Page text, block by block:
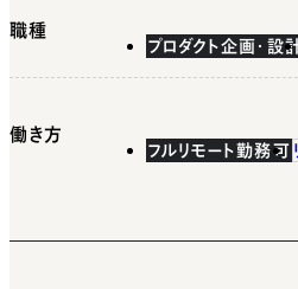
職種
プロダクト企画・設
働き方
フルリモート勤務可